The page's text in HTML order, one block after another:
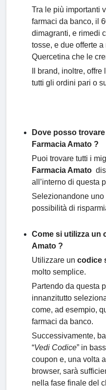
Tra le più importanti
farmaci da banco, il
dimagranti, e rimedi
tosse, e due offerte
Quercetina che le
Il brand, inoltre,
tutti gli ordini pari o
Dove posso
Farmacia Amato ?
Puoi trovare tutti i
Farmacia Amato
all’interno di questa
Selezionandone
possibilità di
Come si utilizza un
Amato ?
Utilizzare un codice
molto semplice.
Partendo da questa
innanzitutto
come, ad esempio,
farmaci da banco.
Successivamente,
“Vedi Codice” in
coupon e, una volta
browser, sarà
nella fase finale del